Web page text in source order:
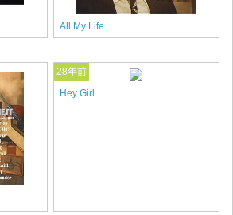
All My Life
28年前
Hey Girl